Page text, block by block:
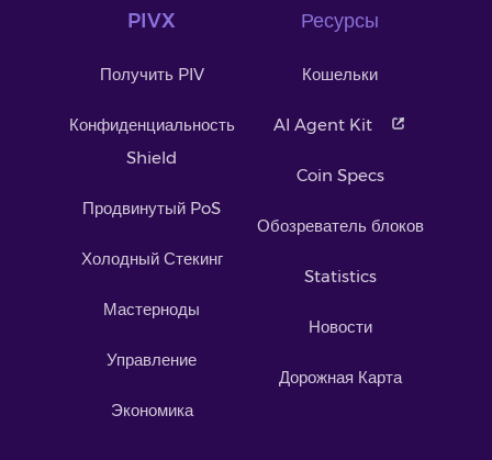
PIVX
Получить PIV
Конфиденциальность
Shield
Продвинутый PoS
Холодный Стекинг
Мастерноды
Управление
Экономика
Ресурсы
Кошельки
AI Agent Kit
Coin Specs
Обозреватель блоков
Statistics
Новости
Дорожная Карта